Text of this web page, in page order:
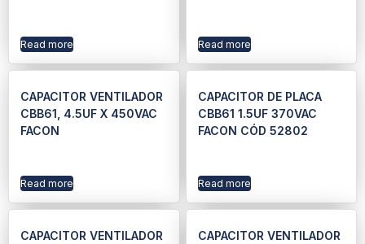
Read more Read more
CAPACITOR VENTILADOR
CBB61, 4.5UF X 450VAC
FACON
Read more
CAPACITOR DE PLACA
CBB61 1.5UF 370VAC
FACON CÓD 52802
Read more
CAPACITOR VENTILADOR
CAPACITOR VENTILADOR